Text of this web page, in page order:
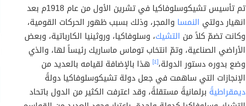
تم تأسيس تشيكوسلوفاكيا في تشرين الأول من عام 1918م بعد
انهيار دولتي النمسا والمجر، وذلك بسبب ظهور الحركات القومية،
وكانت تضمّ كلاً من التشيك، وسلوفاكيا، وروثينيا الكارباتية، وبعض
الأراضي الصناعية، وتمّ انتخاب توماس ماساريك رئيساً لها، والذي
وضع بدوره دستور الدولة،[٤]
هذا بالإضافة لقيامه بالعديد من
الإنجازات التي ساهمت في جعل دولة تشيكوسلوفاكيا دولةً
ديمقراطيةً برلمانيةً مستقلةً، وقد اعترفت الكثير من الدول باتحاد